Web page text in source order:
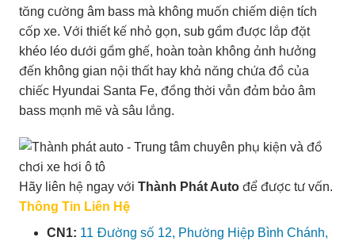
tăng cường âm bass mà không muốn chiếm diện tích
cốp xe. Với thiết kế nhỏ gọn, sub gầm được lắp đặt
khéo léo dưới gầm ghế, hoàn toàn không ảnh hưởng
đến không gian nội thất hay khả năng chứa đồ của
chiếc Hyundai Santa Fe, đồng thời vẫn đảm bảo âm
bass mạnh mẽ và sâu lắng.
Hãy liên hệ ngay với Thành Phát Auto để được tư vấn.
Thông Tin Liên Hệ
CN1: 11 Đường số 12, Phường Hiệp Bình Chánh,